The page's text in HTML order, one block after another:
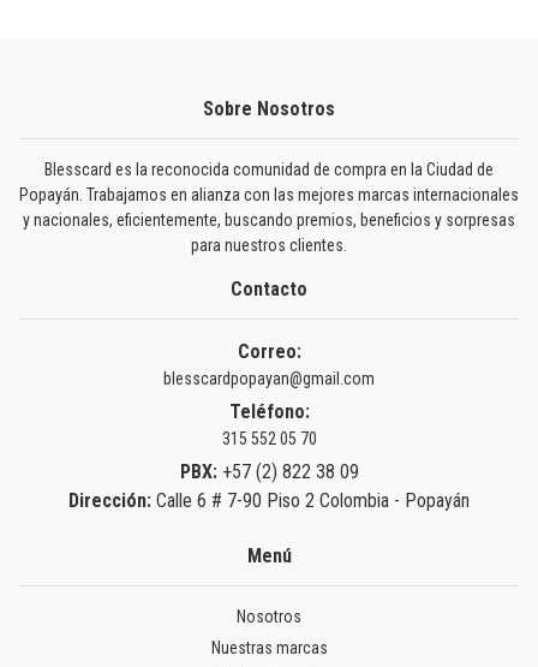
Sobre Nosotros
Blesscard es la reconocida comunidad de compra en la Ciudad de
Popayán. Trabajamos en alianza con las mejores marcas internacionales
y nacionales, eficientemente, buscando premios, beneficios y sorpresas
para nuestros clientes.
Contacto
Correo:
blesscardpopayan@gmail.com
Teléfono:
315 552 05 70
PBX: +57 (2) 822 38 09
Dirección: Calle 6 # 7-90 Piso 2 Colombia - Popayán
Menú
Nosotros
Nuestras marcas